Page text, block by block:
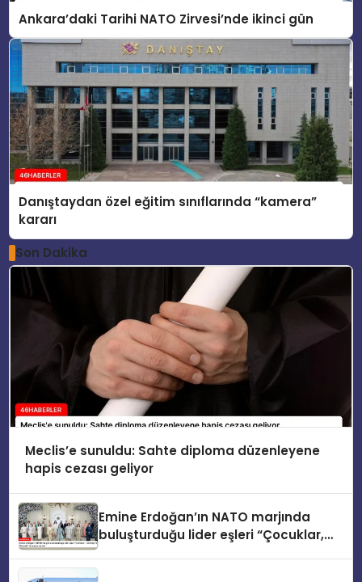
Ankara’daki Tarihi NATO Zirvesi’nde ikinci gün
Danıştaydan özel eğitim sınıflarında “kamera”
kararı
Son Dakika
Meclis’e sunuldu: Sahte diploma düzenleyene
hapis cezası geliyor
Emine Erdoğan’ın NATO marjında
buluşturduğu lider eşleri “Çocuklar,